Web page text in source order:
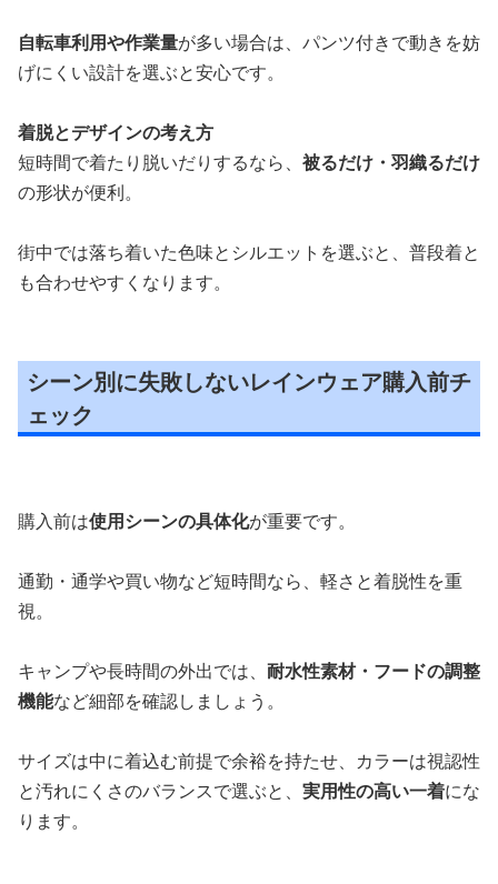
自転車利用や作業量が多い場合は、パンツ付きで動きを妨
げにくい設計を選ぶと安心です。
着脱とデザインの考え方
短時間で着たり脱いだりするなら、 被るだけ・羽織るだけ
の形状が便利。
街中では落ち着いた色味とシルエットを選ぶと、普段着と
も合わせやすくなります。
シーン別に失敗しないレインウェア購入前チ
ェック
購入前は使用シーンの具体化が重要です。
通勤・通学や買い物など短時間なら、軽さと着脱性を重
視。
キャンプや長時間の外出では、 耐水性素材・フードの調整
機能など細部を確認しましょう。
サイズは中に着込む前提で余裕を持たせ、カラーは視認性
と汚れにくさのバランスで選ぶと、 実用性の高い一着にな
ります。